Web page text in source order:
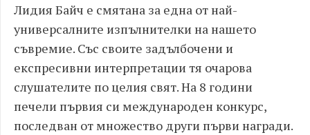
Лидия Байч е смятана за една от най-
универсалните изпълнителки на нашето
съвремие. Със своите задълбочени и
експресивни интерпретации тя очарова
слушателите по целия свят. На 8 години
печели първия си международен конкурс,
последван от множество други първи награди.